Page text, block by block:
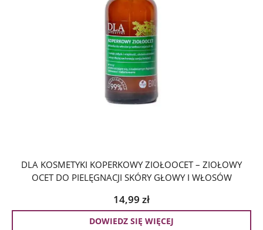
DLA KOSMETYKI KOPERKOWY ZIOŁOOCET – ZIOŁOWY
OCET DO PIELĘGNACJI SKÓRY GŁOWY I WŁOSÓW
14,99 zł
DOWIEDZ SIĘ WIĘCEJ